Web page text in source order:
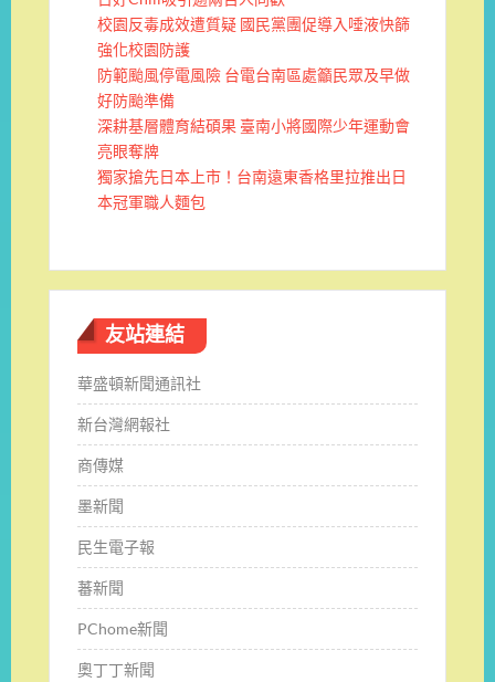
校園反毒成效遭質疑 國民黨團促導入唾液快篩
強化校園防護
防範颱風停電風險 台電台南區處籲民眾及早做
好防颱準備
深耕基層體育結碩果 臺南小將國際少年運動會
亮眼奪牌
獨家搶先日本上市！台南遠東香格里拉推出日
本冠軍職人麵包
友站連結
華盛頓新聞通訊社
新台灣網報社
商傳媒
墨新聞
民生電子報
蕃新聞
PChome新聞
奧丁丁新聞